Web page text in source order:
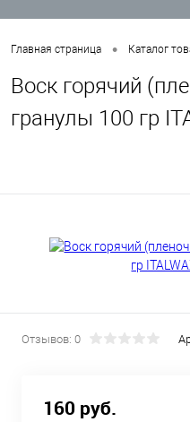
Главная страница • Каталог
Воск горячий
гранулы 100 гр
Отзывов: 0
160 руб.